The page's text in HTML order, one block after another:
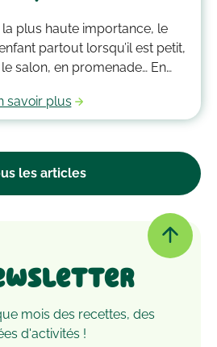
les articles
plus haute importance, le
partout lorsqu’il est petit,
salon, en promenade… En
son cœur. Alors après avoir
de poussière, d’acariens et
Mais comment laver un
savoir plus
mois des recettes, des
d'activités !